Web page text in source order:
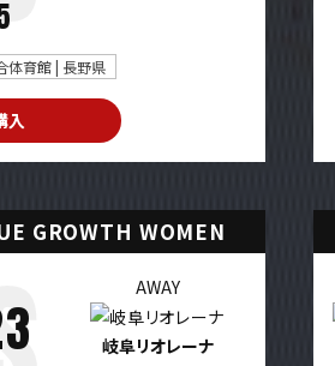
体育館 | 長野県
入
GROWTH WOMEN
AWAY
岐阜リオレーナ